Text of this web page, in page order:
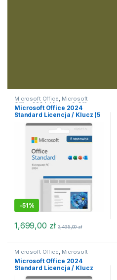
Microsoft Office, Microsoft
Office 2024,Microsoft Office
2024 MacOS,Office dla MacOS
Microsoft Office 2024
Standard Licencja / Klucz (5
stanowisk)
-51%
1,699,00 zł 3,495,00zł
Microsoft Office, Microsoft
Office 2024
Microsoft Office 2024
Standard Licencja / Klucz